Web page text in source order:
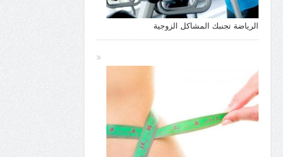
الرياضة تجنبك المشاكل الزوجية